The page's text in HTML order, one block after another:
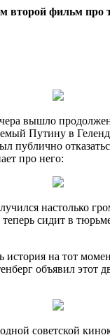
второй фильм про
вышло
Путину в
публично
про него:
настолько
сидит в
история на тот
объявил этот
советской